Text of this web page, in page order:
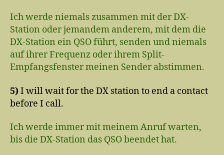
Ich werde niemals zusammen mit der DX-
Station oder jemandem anderem, mit dem die
DX-Station ein QSO führt, senden und niemals
auf ihrer Frequenz oder ihrem Split-
Empfangsfenster meinen Sender abstimmen.
5)I will wait for the DX station to end a contact
before I call.
Ich werde immer mit meinem Anruf warten,
bis die DX-Station das QSO beendet hat.